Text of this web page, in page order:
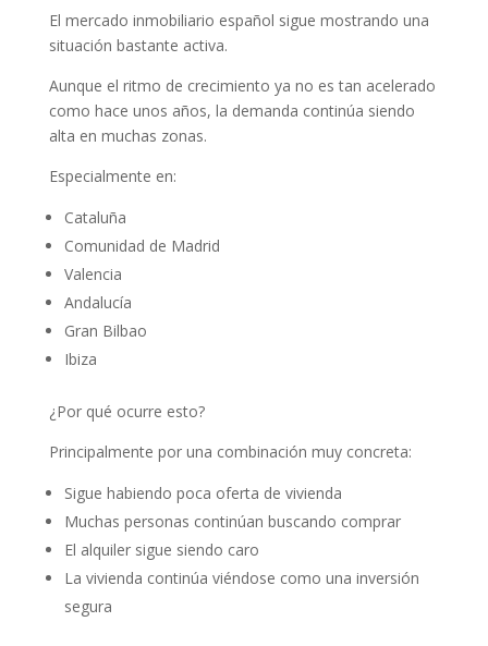
El mercado inmobiliario español sigue mostrando una
situación bastante activa.
Aunque el ritmo de crecimiento ya no es tan acelerado
como hace unos años, la demanda continúa siendo
alta en muchas zonas.
Especialmente en:
Cataluña
Comunidad de Madrid
Valencia
Andalucía
Gran Bilbao
Ibiza
¿Por qué ocurre esto?
Principalmente por una combinación muy concreta:
Sigue habiendo poca oferta de vivienda
Muchas personas continúan buscando comprar
El alquiler sigue siendo caro
La vivienda continúa viéndose como una inversión
segura